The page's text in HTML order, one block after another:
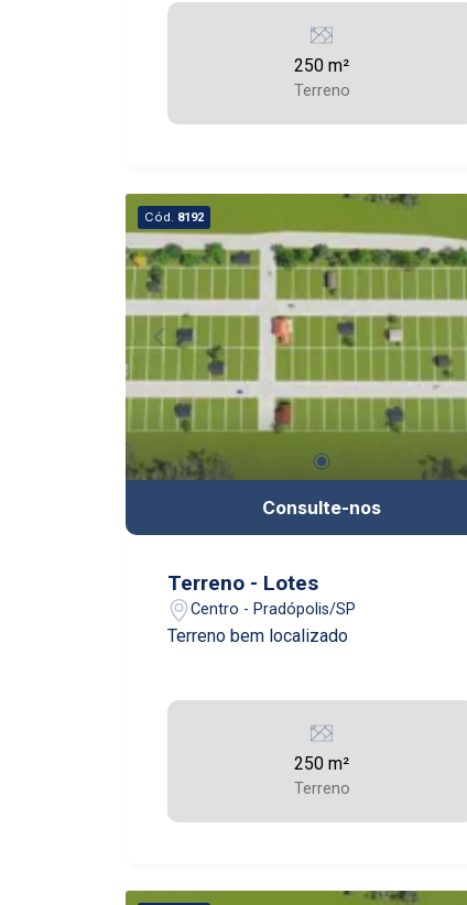
250 m²
Terreno
Cód. 8192
Consulte-nos
Terreno - Lotes
Centro - Pradópolis/SP
Terreno bem localizado
250 m²
Terreno